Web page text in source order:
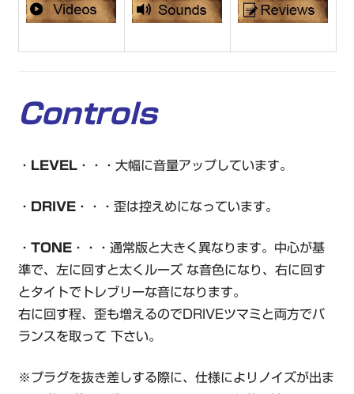
Controls
・ LEVEL・・・大幅に音量アップしています。
・ DRIVE・・・歪は控えめになっています。
・ TONE・・・通常版と大きく異なります。中心が基
準で、左に回すと太くルーズ な音色になり、右に回す
とタイトでトレブリーな音になります。
右に回す程、歪も増えるのでDRIVEツマミと両方でバ
ランスを取って 下さい。
※プラグを抜き差しする際に、仕様によリノイズが出ま